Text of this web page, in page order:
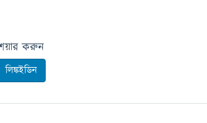
করুন
লিঙ্কইডিন